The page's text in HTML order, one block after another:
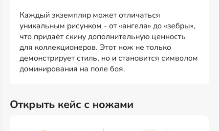
Каждый экземпляр может отличаться
уникальным рисунком - от «ангела» до «зебры»,
что придаёт скину дополнительную ценность
для коллекционеров. Этот нож не только
демонстрирует стиль, но и становится символом
доминирования на поле боя.
Открыть кейс с ножами